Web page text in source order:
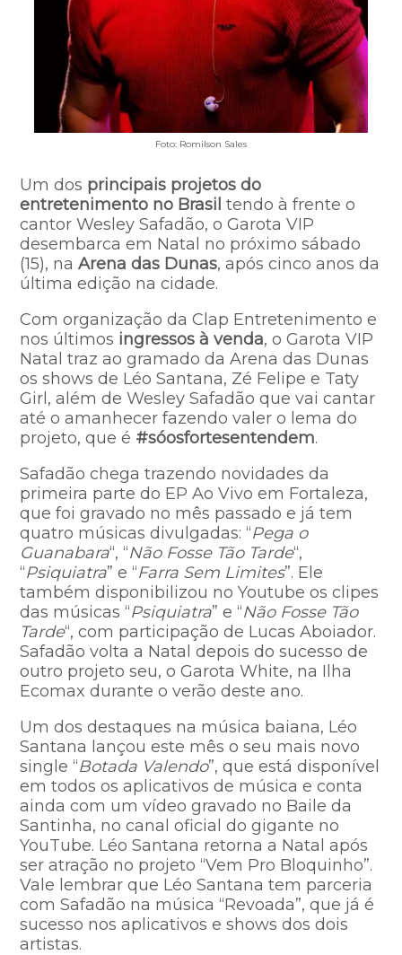
Foto: Romilson Sales
Um dos principais projetos do
entretenimento no Brasil tendo à frente o
cantor Wesley Safadão, o Garota VIP
desembarca em Natal no próximo sábado
(15), naArena das Dunas, após cinco anos da
última edição na cidade.
Com organização da Clap Entretenimento e
nos últimos ingressos à venda, o Garota VIP
Natal traz ao gramado da Arena das Dunas
os shows de Léo Santana, Zé Felipe e Taty
Girl, além de Wesley Safadão que vai cantar
até o amanhecer fazendo valer o lema do
projeto, que é #sóosfortesentendem.
Safadão chega trazendo novidades da
primeira parte do EP Ao Vivo em Fortaleza,
que foi gravado no mês passado e já tem
quatro músicas divulgadas: “Pega o
Guanabara“, “Não Fosse Tão Tarde“,
“Psiquiatra” e “Farra Sem Limites”. Ele
também disponibilizou no Youtube os clipes
das músicas “Psiquiatra” e “Não Fosse Tão
Tarde“, com participação de Lucas Aboiador.
Safadão volta a Natal depois do sucesso de
outro projeto seu, o Garota White, na Ilha
Ecomax durante o verão deste ano.
Um dos destaques na música baiana, Léo
Santana lançou este mês o seu mais novo
single “Botada Valendo”, que está disponível
em todos os aplicativos de música e conta
ainda com um vídeo gravado no Baile da
Santinha, no canal oficial do gigante no
YouTube. Léo Santana retorna a Natal após
ser atração no projeto “Vem Pro Bloquinho”.
Vale lembrar que Léo Santana tem parceria
com Safadão na música “Revoada”, que já é
sucesso nos aplicativos e shows dos dois
artistas.